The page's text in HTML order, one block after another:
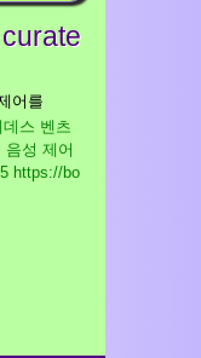
어를
스 벤츠
성 제어
https://bo